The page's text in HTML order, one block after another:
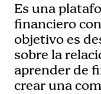
Es una
financiero
objetivo es
sobre la
aprender de
crear una